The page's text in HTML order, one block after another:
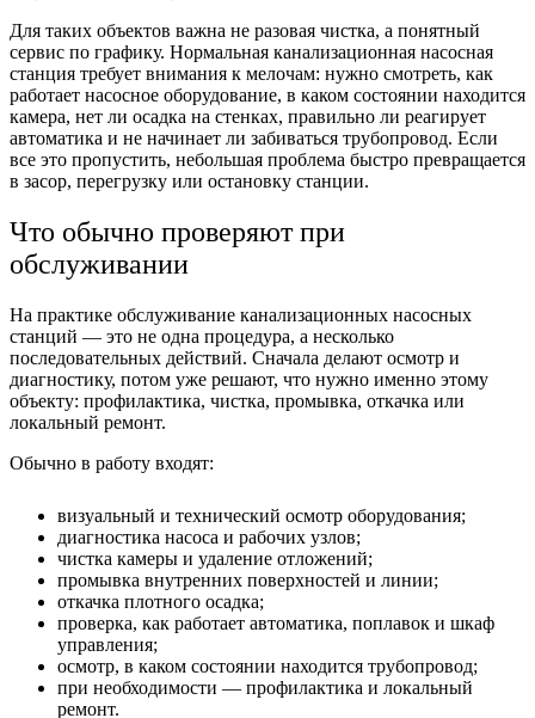
Для таких объектов важна не разовая чистка, а понятный
сервис по графику. Нормальная канализационная насосная
станция требует внимания к мелочам: нужно смотреть, как
работает насосное оборудование, в каком состоянии находится
камера, нет ли осадка на стенках, правильно ли реагирует
автоматика и не начинает ли забиваться трубопровод. Если
все это пропустить, небольшая проблема быстро превращается
в засор, перегрузку или остановку станции.
Что обычно проверяют при
обслуживании
На практике обслуживание канализационных насосных
станций — это не одна процедура, а несколько
последовательных действий. Сначала делают осмотр и
диагностику, потом уже решают, что нужно именно этому
объекту: профилактика, чистка, промывка, откачка или
локальный ремонт.
Обычно в работу входят:
визуальный и технический осмотр оборудования;
диагностика насоса и рабочих узлов;
чистка камеры и удаление отложений;
промывка внутренних поверхностей и линии;
откачка плотного осадка;
проверка, как работает автоматика, поплавок и шкаф
управления;
осмотр, в каком состоянии находится трубопровод;
при необходимости — профилактика и локальный
ремонт.